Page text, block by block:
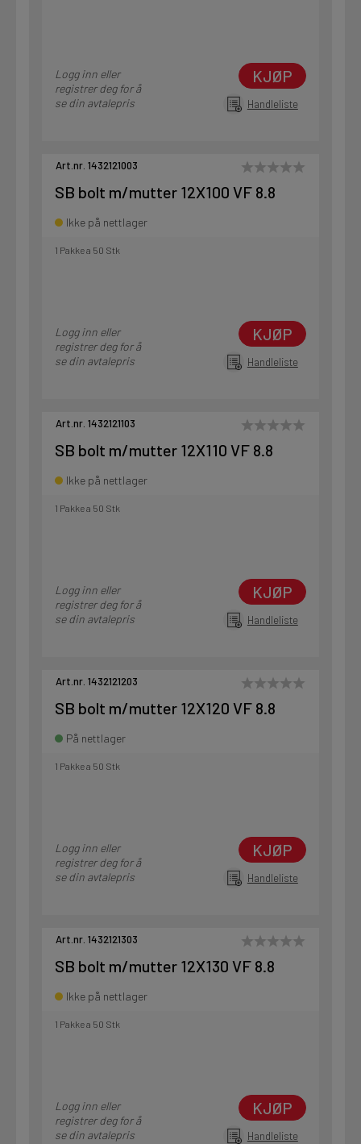
Logg inn eller
registrer deg for å
se din avtalepris
KJØP
Handleliste
Art.nr. 1432121003
SB bolt m/mutter 12X100 VF 8.8
Ikke på nettlager
1 Pakke a 50 Stk
Logg inn eller
registrer deg for å
se din avtalepris
KJØP
Handleliste
Art.nr. 1432121103
SB bolt m/mutter 12X110 VF 8.8
Ikke på nettlager
1 Pakke a 50 Stk
Logg inn eller
registrer deg for å
se din avtalepris
KJØP
Handleliste
Art.nr. 1432121203
SB bolt m/mutter 12X120 VF 8.8
På nettlager
1 Pakke a 50 Stk
Logg inn eller
registrer deg for å
se din avtalepris
KJØP
Handleliste
Art.nr. 1432121303
SB bolt m/mutter 12X130 VF 8.8
Ikke på nettlager
1 Pakke a 50 Stk
Logg inn eller
registrer deg for å
se din avtalepris
KJØP
Handleliste